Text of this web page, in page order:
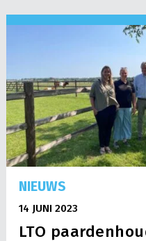
NIEUWS
14 JUNI 2023
LTO